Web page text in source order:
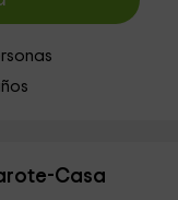
Casa